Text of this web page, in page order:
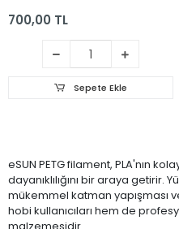
700,00 TL
Sepete Ekle
eSUN PETG filament, PLA'nın
dayanıklılığını bir araya getirir.
mükemmel katman yapışması
hobi kullanıcıları hem de